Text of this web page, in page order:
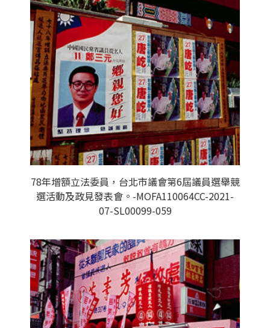
78年增額立法委員，台北市議會第6屆議員選舉競
選活動及政見發表會。-MOFA110064CC-2021-
07-SL00099-059